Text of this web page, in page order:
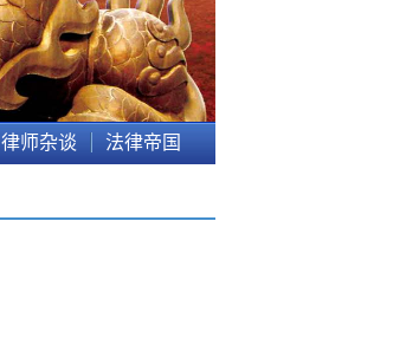
律师杂谈 法律帝国